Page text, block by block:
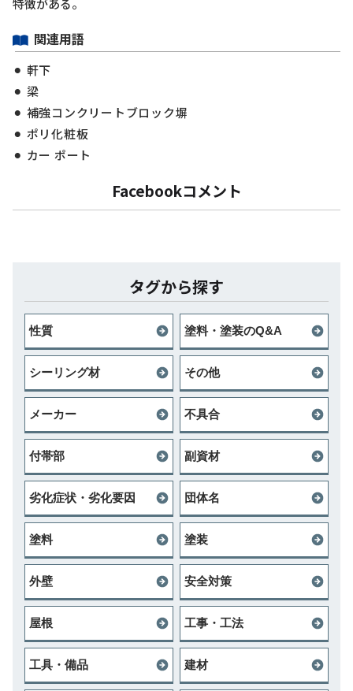
特徴がある。
関連用語
軒下
梁
補強コンクリートブロック塀
ポリ化粧板
カー ポート
Facebookコメント
タグから探す
性質 塗料・塗装のQ&A
シーリング材 その他
メーカー 不具合
付帯部 副資材
劣化症状・劣化要因 団体名
塗料 塗装
外壁 安全対策
屋根 工事・工法
工具・備品 建材